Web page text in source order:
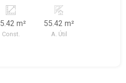
cerâmica esmaltada.
central em rua de
de diversos segmentos de
m²
Const.
55.42 m²
A. Útil